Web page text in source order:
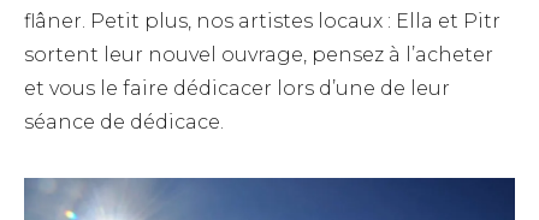
flâner. Petit plus, nos artistes locaux : Ella et Pitr
sortent leur nouvel ouvrage, pensez à l’acheter
et vous le faire dédicacer lors d’une de leur
séance de dédicace.